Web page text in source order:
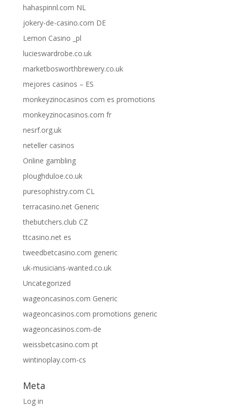
hahaspinnl.com NL
jokery-de-casino.com DE
Lemon Casino _pl
lucieswardrobe.co.uk
marketbosworthbrewery.co.uk
mejores casinos – ES
monkeyzinocasinos com es promotions
monkeyzinocasinos.com fr
nesrf.org.uk
neteller casinos
Online gambling
ploughduloe.co.uk
puresophistry.com CL
terracasino.net Generic
thebutchers.club CZ
ttcasino.net es
tweedbetcasino.com generic
uk-musicians-wanted.co.uk
Uncategorized
wageoncasinos.com Generic
wageoncasinos.com promotions generic
wageoncasinos.com-de
weissbetcasino.com pt
wintinoplay.com-cs
Meta
Log in